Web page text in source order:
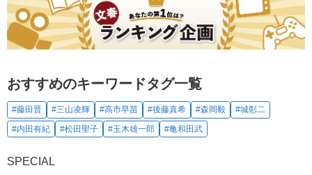
おすすめのキーワードタグ一覧
#藤田晋 #三山凌輝 #高市早苗 #後藤真希 #森岡毅
#城彰二
#内田有紀
#松田聖子 #玉木雄一郎 #亀和田武
SPECIAL